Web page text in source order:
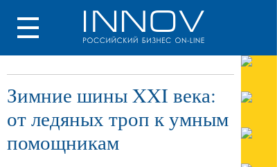
Зимние шины XXI века:
от ледяных троп к умным
помощникам